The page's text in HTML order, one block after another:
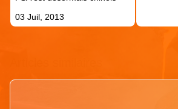
03 Juil, 2013